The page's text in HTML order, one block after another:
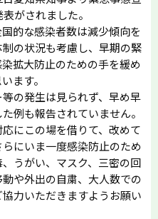
がされました。
的な感染者数は減少傾向を
の状況も考慮し、早期の緊
拡大防止のための手を緩め
ます。
の発生は見られず、早め早
例も報告されていません。
にこの場を借りて、改めて
にいま一度感染防止のため
うがい、マスク、三密の回
や外出の自粛、大人数での
力いただきますようお願い